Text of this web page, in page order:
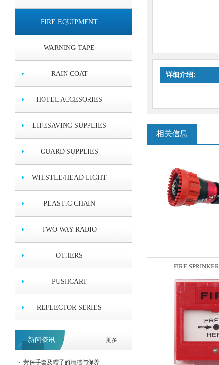
FIRE EQUIPMENT
WARNING TAPE
RAIN COAT
HOTEL ACCESORIES
LIFESAVING SUPPLIES
GUARD SUPPLIES
WHISTLE/HEAD LIGHT
PLASTIC CHAIN
TWO WAY RADIO
OTHERS
PUSHCART
REFLECTOR SERIES
更多
新闻资讯
劳保手套及帽子的清洁与保养
低压发泡型耳塞
详细介绍:
相关信息
FIRE